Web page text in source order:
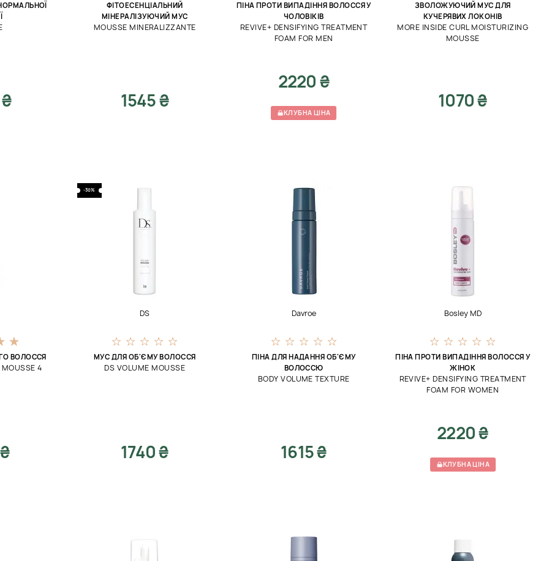
ФІТОЕСЕНЦІАЛЬНИЙ
МІНЕРАЛІЗУЮЧИЙ МУС
MOUSSE MINERALIZZANTE
1545 ₴
ПІНА ПРОТИ ВИПАДІННЯ ВОЛОССЯ У
ЧОЛОВІКІВ
REVIVE+ DENSIFYING TREATMENT
FOAM FOR MEN
2220 ₴
КЛУБНА ЦІНА
ЗВОЛОЖУЮЧИЙ МУС ДЛЯ
КУЧЕРЯВИХ ЛОКОНІВ
MORE INSIDE CURL MOISTURIZING
MOUSSE
1070 ₴
ВОЛОССЯ
4
-30%
DS
МУС ДЛЯ ОБ'ЄМУ ВОЛОССЯ
DS VOLUME MOUSSE
1740 ₴
Davroe
ПІНА ДЛЯ НАДАННЯ ОБ'ЄМУ
ВОЛОССЮ
BODY VOLUME TEXTURE
1615 ₴
Bosley MD
ПІНА ПРОТИ ВИПАДІННЯ ВОЛОССЯ У
ЖІНОК
REVIVE+ DENSIFYING TREATMENT
FOAM FOR WOMEN
2220 ₴
КЛУБНА ЦІНА